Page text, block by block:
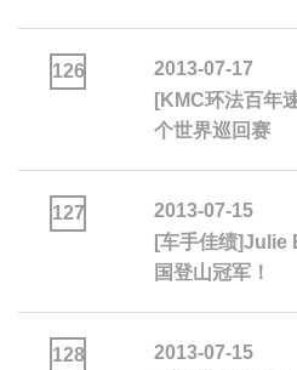
126
2013-07-17
[KMC环法百年
个世界巡回赛
127
2013-07-15
[车手佳绩]Julie
国登山冠军！
128
2013-07-15